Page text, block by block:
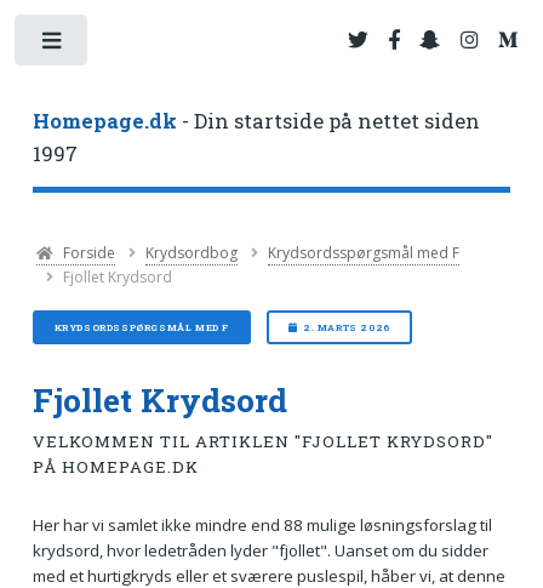
Homepage.dk - Din startside på nettet siden
1997
Forside Krydsordbog
Krydsordsspørgsmål med F
Fjollet Krydsord
KRYDSORDSSPØRGSMÅL MED F 2. MARTS 2026
Fjollet Krydsord
VELKOMMEN TIL ARTIKLEN "FJOLLET KRYDSORD"
PÅ HOMEPAGE.DK
Her har vi samlet ikke mindre end 88 mulige løsningsforslag til
krydsord, hvor ledetråden lyder "fjollet". Uanset om du sidder
med et hurtigkryds eller et sværere puslespil, håber vi, at denne